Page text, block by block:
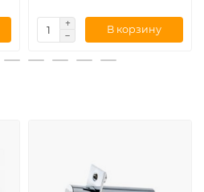
В корзину